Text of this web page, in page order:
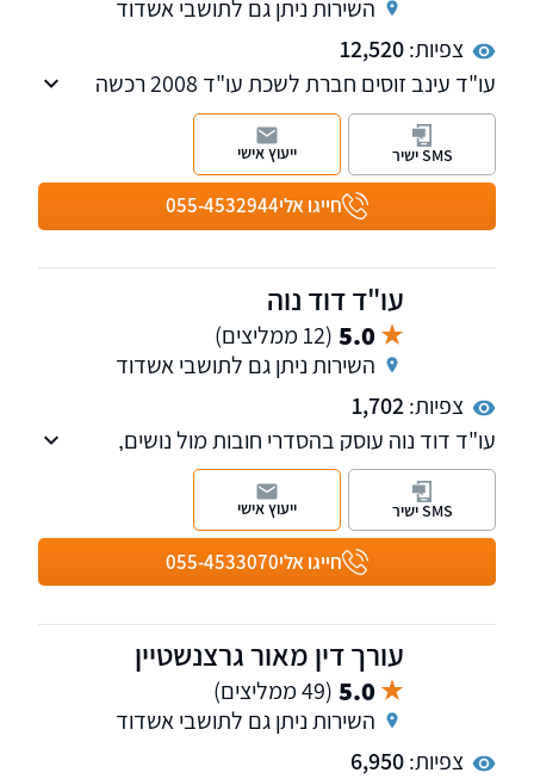
השירות ניתן גם לתושבי אשדוד
צפיות:12,520
עו"ד עינב זוסים חברת לשכת עו"ד 2008 רכשה
נסיון רב במגוון תחומי המשפט האזרחי בדגש על
נושא דיני עבודה, ייצוג מעסיקים ועובדים, דיני
משפחה, מסחרי וזכויות יוצרים. מקבלת לקוחות
בנס ציונה ובאשקלון, בנושא ייפוי כוח מתמשך
וצוואות אפשרות להגיע לבית הלקוח
חייגו אלי055-4532944
SMS ישיר ייעוץ אישי
עו"ד דוד נוה
5.0 (12 ממליצים)
השירות ניתן גם לתושבי אשדוד
צפיות:1,702
עו"ד דוד נוה עוסק בהסדרי חובות מול נושים,
הליכים נגד החייב בהוצאה לפועל, בקשות לאיחוד
תיקים וצו תשלומים, הסרת מגבלות מעל החייב,
פריסת חוב מזונות עבר, טיפול בהליכי בירור, הבאה
ומאסר, עיכוב יציאה מהארץ, הליכים נגד רכוש
ועיקול מטלטלין, עיקול מקרקעין ודירת מגורים,
עיקול שכר עבודה, עיקול חשבון בנק, עיכוב הליכים
והשהייתם, הגשת ערר וערעור
חייגו אלי055-4533070
SMS ישיר ייעוץ אישי
עורך דין מאור גרצנשטיין
5.0 (49 ממליצים)
השירות ניתן גם לתושבי אשדוד
צפיות:6,950